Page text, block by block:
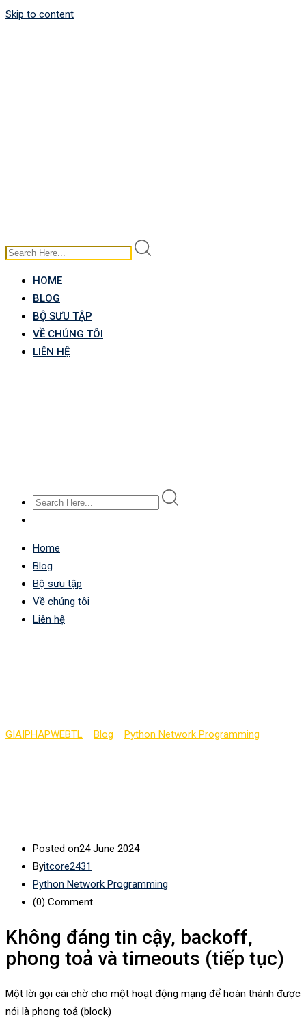
Skip to content
HOME
BLOG
BỘ SƯU TẬP
VỀ CHÚNG TÔI
LIÊN HỆ
Home
Blog
Bộ sưu tập
Về chúng tôi
Liên hệ
GIAIPHAPWEBTL Blog Python Network Programming
Posted on24 June 2024
Byitcore2431
Python Network Programming
(0) Comment
Không đáng tin cậy, backoff,
phong toả và timeouts (tiếp tục)
Một lời gọi cái chờ cho một hoạt động mạng để hoàn thành được
nói là phong toả (block)